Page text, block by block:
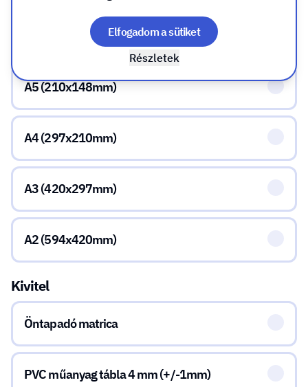
A6 (148x105mm)
A5 (210x148mm)
A4 (297x210mm)
A3 (420x297mm)
A2 (594x420mm)
Kivitel
Öntapadó matrica
PVC műanyag tábla 4 mm (+/-1mm)
Részletek
Elfogadom a sütiket